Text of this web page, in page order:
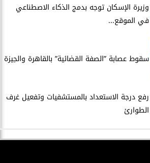
​وزيرة الإسكان توجه بدمج الذكاء الاصطناعي
في الموقع...
سقوط عصابة ”الصفة القضائية” بالقاهرة والجيزة
​رفع درجة الاستعداد بالمستشفيات وتفعيل غرف
الطوارئ